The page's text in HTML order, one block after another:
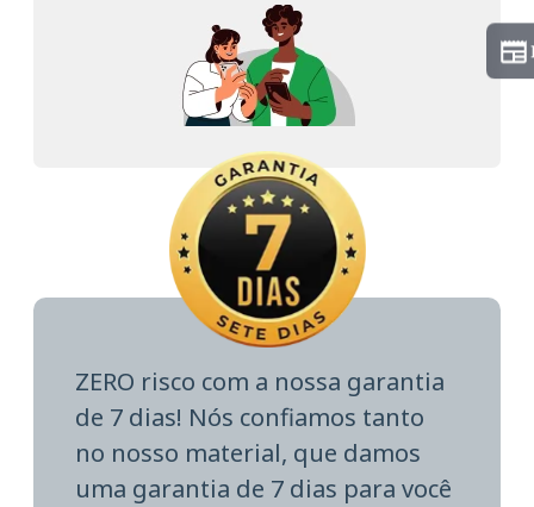
ZERO risco com a nossa garantia
de 7 dias! Nós confiamos tanto
no nosso material, que damos
uma garantia de 7 dias para você